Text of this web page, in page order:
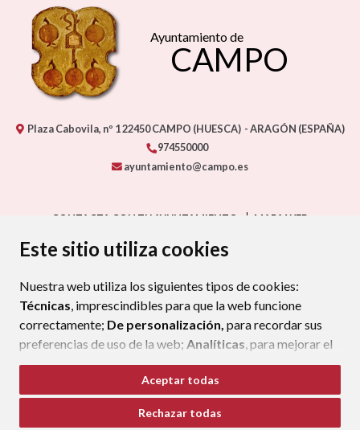
Este sitio utiliza cookies
Nuestra web utiliza los siguientes tipos de cookies:
Técnicas, imprescindibles para que la web funcione
correctamente; De personalización, para recordar sus
preferencias de uso de la web; Analíticas, para mejorar el
funcionamiento de la web y sus servicios.
Si acepta pulsando el botón“Aceptar todas”
consideramos que acepta su uso. Si pulsa el botón
Aceptar todas
Rechazar todas
Ayuntamiento de
CAMPO
Plaza Cabovila, nº 122450 CAMPO (HUESCA) - ARAGÓN (ESPAÑA)
974550000
ayuntamiento@campo.es
CONTACTA CON TU AYUNTAMIENTO
MAPA WEB
AVISO LEGAL
PROTECCIÓN DE DATOS
POLÍTICA DE COOKIES